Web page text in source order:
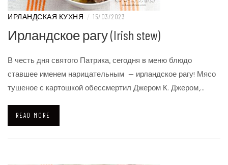
ИРЛАНДСКАЯ КУХНЯ / 15/03/2023
Ирландское рагу (Irish stew)
В честь дня святого Патрика, сегодня в меню блюдо
ставшее именем нарицательным — ирландское рагу! Мясо
тушеное с картошкой обессмертил Джером К. Джером,…
READ MORE